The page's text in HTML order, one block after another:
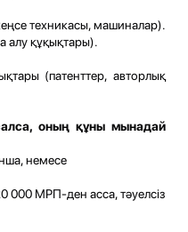
техникасы, машиналар).
алу құқықтары).
(патенттер, авторлық
оның құны мынадай
немесе
000 МРП-ден асса, тәуелсіз